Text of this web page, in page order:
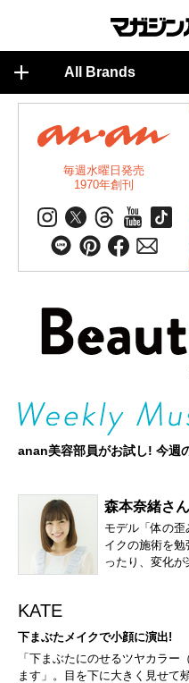
All Brands
毎週水曜日発売
1970年創刊
anan美容部員がお試し! 今週
森本奈緒さん
モデル「体の
イクの施術を
ったり、変化が
KATE
下まぶたメイクで小顔に演出!
「下まぶたにのせるツヤカラ
ます」。目を下に大きく見せて